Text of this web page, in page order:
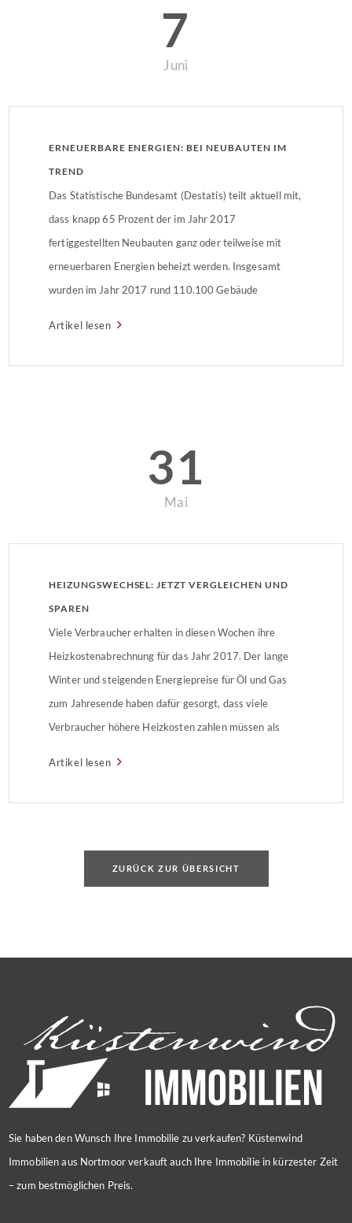
7
Juni
ERNEUERBARE ENERGIEN: BEI NEUBAUTEN IM
TREND
Das Statistische Bundesamt (Destatis) teilt aktuell mit,
dass knapp 65 Prozent der im Jahr 2017
fertiggestellten Neubauten ganz oder teilweise mit
erneuerbaren Energien beheizt werden. Insgesamt
wurden im Jahr 2017 rund 110.100 Gebäude
Artikel lesen
31
Mai
HEIZUNGSWECHSEL: JETZT VERGLEICHEN UND
SPAREN
Viele Verbraucher erhalten in diesen Wochen ihre
Heizkostenabrechnung für das Jahr 2017. Der lange
Winter und steigenden Energiepreise für Öl und Gas
zum Jahresende haben dafür gesorgt, dass viele
Verbraucher höhere Heizkosten zahlen müssen als
Artikel lesen
ZURÜCK ZUR ÜBERSICHT
Sie haben den Wunsch Ihre Immobilie zu verkaufen? Küstenwind
Immobilien aus Nortmoor verkauft auch Ihre Immobilie in kürzester Zeit
– zum bestmöglichen Preis.